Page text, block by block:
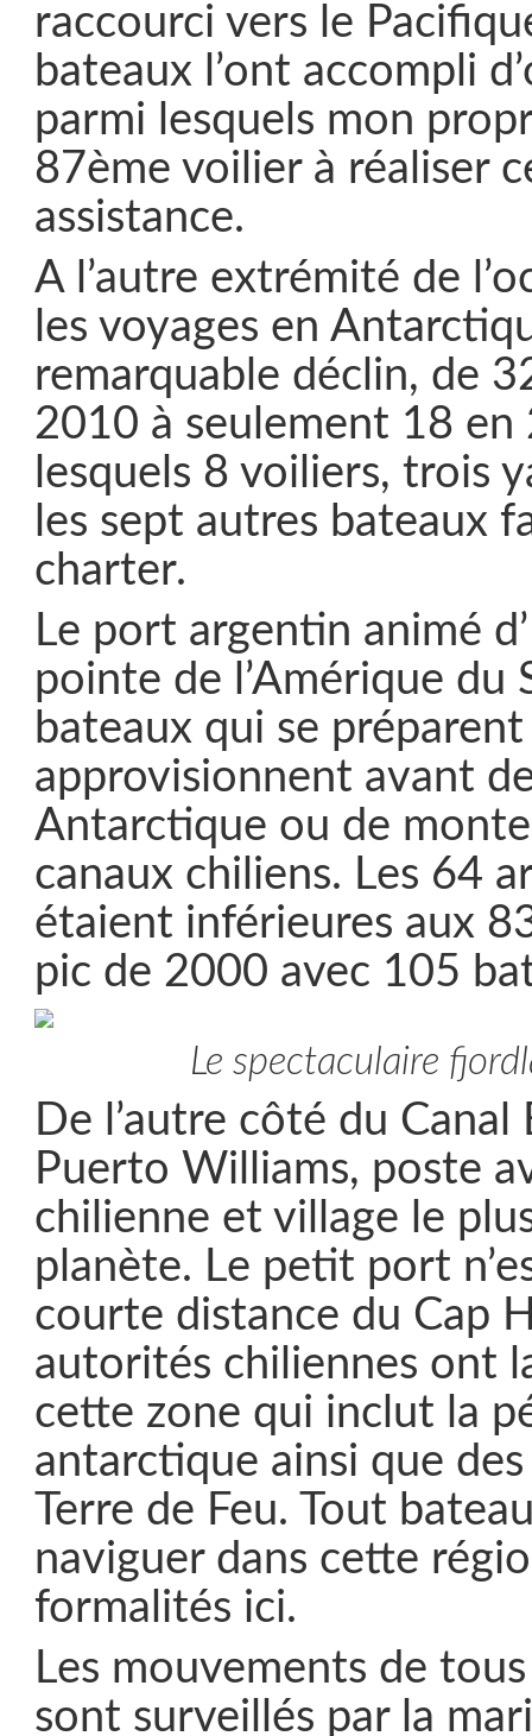
raccourci vers le
bateaux l’ont accompli
parmi lesquels mon
87ème voilier à réaliser
assistance.
A l’autre extrémité de
les voyages en
remarquable déclin, de
2010 à seulement 18 en
lesquels 8 voiliers, trois
les sept autres bateaux
charter.
Le port argentin animé
pointe de l’Amérique du
bateaux qui se
approvisionnent avant
Antarctique ou de
canaux chiliens. Les 64
étaient inférieures aux
pic de 2000 avec 105
Le spectaculaire
De l’autre côté du
Puerto Williams, poste
chilienne et village le
planète. Le petit port
courte distance du Cap
autorités chiliennes ont
cette zone qui inclut la
antarctique ainsi que
Terre de Feu. Tout
naviguer dans cette
formalités ici.
Les mouvements de
sont surveillés par la